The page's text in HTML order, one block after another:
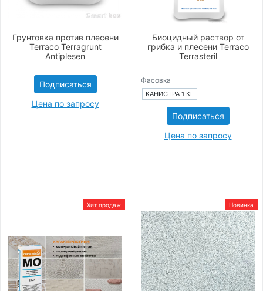
Грунтовка против плесени
Terraco Terragrunt
Antiplesen
Подписаться
Цена по запросу
Биоцидный раствор от
грибка и плесени Terraco
Terrasteril
Фасовка
КАНИСТРА 1 КГ
Подписаться
Цена по запросу
Хит продаж Новинка